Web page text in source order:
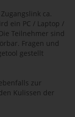
ca.
ein PC / Laptop /
Teilnehmer sind
Fragen und
gestellt
zur
Kulissen der